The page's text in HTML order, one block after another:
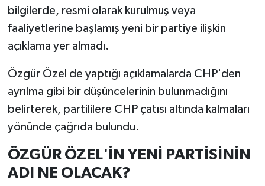
bilgilerde, resmi olarak kurulmuş veya
faaliyetlerine başlamış yeni bir partiye ilişkin
açıklama yer almadı.
Özgür Özel de yaptığı açıklamalarda CHP'den
ayrılma gibi bir düşüncelerinin bulunmadığını
belirterek, partililere CHP çatısı altında kalmaları
yönünde çağrıda bulundu.
ÖZGÜR ÖZEL'İN YENİ PARTİSİNİN
ADI NE OLACAK?